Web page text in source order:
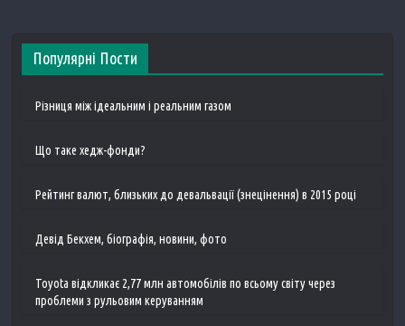
Популярні Пости
Різниця між ідеальним і реальним газом
Що таке хедж-фонди?
Рейтинг валют, близьких до девальвації (знецінення) в 2015 році
Девід Бекхем, біографія, новини, фото
Toyota відкликає 2,77 млн ​​автомобілів по всьому світу через
проблеми з рульовим керуванням